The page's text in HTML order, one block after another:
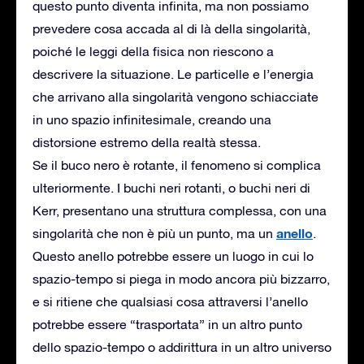
questo punto diventa infinita, ma non possiamo
prevedere cosa accada al di là della singolarità,
poiché le leggi della fisica non riescono a
descrivere la situazione. Le particelle e l’energia
che arrivano alla singolarità vengono schiacciate
in uno spazio infinitesimale, creando una
distorsione estremo della realtà stessa.
Se il buco nero è rotante, il fenomeno si complica
ulteriormente. I buchi neri rotanti, o buchi neri di
Kerr, presentano una struttura complessa, con una
singolarità che non è più un punto, ma un anello.
Questo anello potrebbe essere un luogo in cui lo
spazio-tempo si piega in modo ancora più bizzarro,
e si ritiene che qualsiasi cosa attraversi l’anello
potrebbe essere “trasportata” in un altro punto
dello spazio-tempo o addirittura in un altro universo